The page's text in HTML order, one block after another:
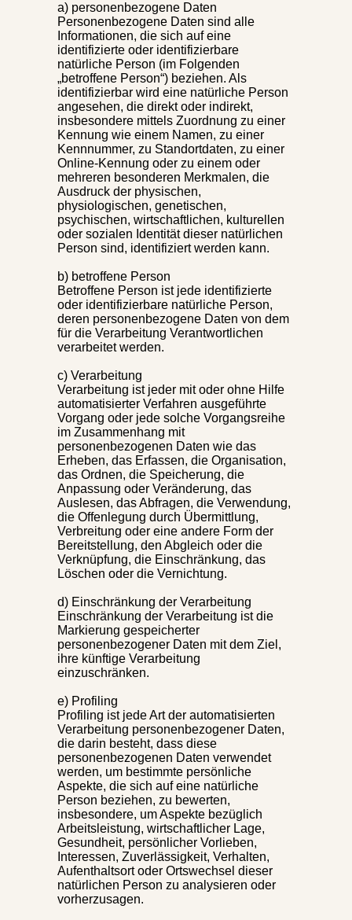
a) personenbezogene Daten
Personenbezogene Daten sind alle
Informationen, die sich auf eine
identifizierte oder identifizierbare
natürliche Person (im Folgenden
„betroffene Person“) beziehen. Als
identifizierbar wird eine natürliche Person
angesehen, die direkt oder indirekt,
insbesondere mittels Zuordnung zu einer
Kennung wie einem Namen, zu einer
Kennnummer, zu Standortdaten, zu einer
Online-Kennung oder zu einem oder
mehreren besonderen Merkmalen, die
Ausdruck der physischen,
physiologischen, genetischen,
psychischen, wirtschaftlichen, kulturellen
oder sozialen Identität dieser natürlichen
Person sind, identifiziert werden kann.
b) betroffene Person
Betroffene Person ist jede identifizierte
oder identifizierbare natürliche Person,
deren personenbezogene Daten von dem
für die Verarbeitung Verantwortlichen
verarbeitet werden.
c) Verarbeitung
Verarbeitung ist jeder mit oder ohne Hilfe
automatisierter Verfahren ausgeführte
Vorgang oder jede solche Vorgangsreihe
im Zusammenhang mit
personenbezogenen Daten wie das
Erheben, das Erfassen, die Organisation,
das Ordnen, die Speicherung, die
Anpassung oder Veränderung, das
Auslesen, das Abfragen, die Verwendung,
die Offenlegung durch Übermittlung,
Verbreitung oder eine andere Form der
Bereitstellung, den Abgleich oder die
Verknüpfung, die Einschränkung, das
Löschen oder die Vernichtung.
d) Einschränkung der Verarbeitung
Einschränkung der Verarbeitung ist die
Markierung gespeicherter
personenbezogener Daten mit dem Ziel,
ihre künftige Verarbeitung
einzuschränken.
e) Profiling
Profiling ist jede Art der automatisierten
Verarbeitung personenbezogener Daten,
die darin besteht, dass diese
personenbezogenen Daten verwendet
werden, um bestimmte persönliche
Aspekte, die sich auf eine natürliche
Person beziehen, zu bewerten,
insbesondere, um Aspekte bezüglich
Arbeitsleistung, wirtschaftlicher Lage,
Gesundheit, persönlicher Vorlieben,
Interessen, Zuverlässigkeit, Verhalten,
Aufenthaltsort oder Ortswechsel dieser
natürlichen Person zu analysieren oder
vorherzusagen.